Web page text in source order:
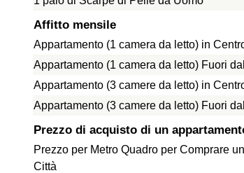
Affitto mensile
Appartamento (1 camera da letto) in
Appartamento (1 camera da letto) Fuori
Appartamento (3 camere da letto) in
Appartamento (3 camere da letto) Fuori
Prezzo di acquisto di un
Prezzo per Metro Quadro per Comprare
Città